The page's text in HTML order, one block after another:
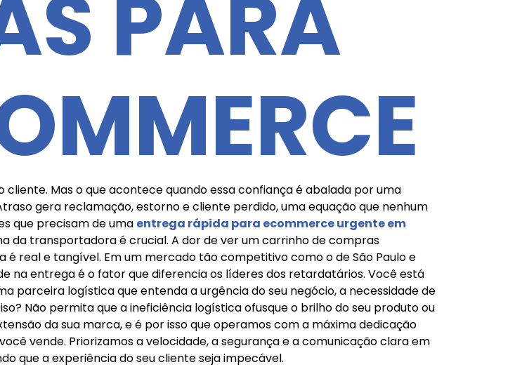
PARA
Mas o que acontece quando essa confiança é abalada por uma
gera reclamação, estorno e cliente perdido, uma equação que nenhum
que precisam de uma entrega rápida para ecommerce urgente em
da transportadora é crucial. A dor de ver um carrinho de compras
real e tangível. Em um mercado tão competitivo como o de São Paulo e
na entrega é o fator que diferencia os líderes dos retardatários. Você está
parceira logística que entenda a urgência do seu negócio, a necessidade de
Não permita que a ineficiência logística ofusque o brilho do seu produto ou
da sua marca, e é por isso que operamos com a máxima dedicação
vende. Priorizamos a velocidade, a segurança e a comunicação clara em
que a experiência do seu cliente seja impecável.